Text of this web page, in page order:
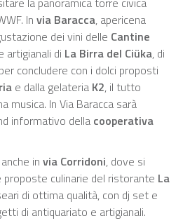
In via Baracca, apericena
dei vini delle Cantine
artigianali di La Birra del Ciüka, di
concludere con i dolci proposti
e dalla gelateria K2, il tutto
musica. In Via Baracca sarà
informativo della cooperativa
in via Corridoni, dove si
proposte culinarie del ristorante La
di ottima qualità, con dj set e
di antiquariato e artigianali.